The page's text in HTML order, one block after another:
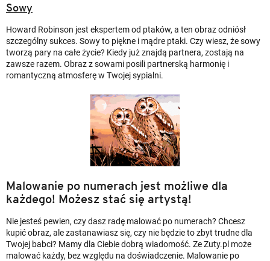
Sowy
Howard Robinson jest ekspertem od ptaków, a ten obraz odniósł
szczególny sukces. Sowy to piękne i mądre ptaki. Czy wiesz, że sowy
tworzą pary na całe życie? Kiedy już znajdą partnera, zostają na
zawsze razem. Obraz z sowami posili partnerską harmonię i
romantyczną atmosferę w Twojej sypialni.
Malowanie po numerach jest możliwe dla
każdego! Możesz stać się artystą!
Nie jesteś pewien, czy dasz radę malować po numerach? Chcesz
kupić obraz, ale zastanawiasz się, czy nie będzie to zbyt trudne dla
Twojej babci? Mamy dla Ciebie dobrą wiadomość. Ze Zuty.pl może
malować każdy, bez względu na doświadczenie. Malowanie po